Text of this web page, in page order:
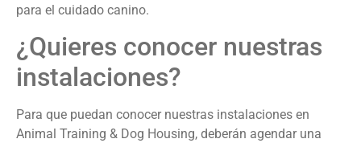
para el cuidado canino.
¿Quieres conocer nuestras
instalaciones?
Para que puedan conocer nuestras instalaciones en
Animal Training & Dog Housing, deberán agendar una